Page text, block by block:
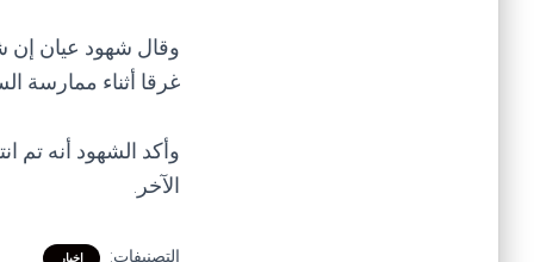
وقال شهود عيان إن
غرقا أثناء ممارسة
وأكد الشهود أنه تم
الآخر.
التصنيفات: اخبار